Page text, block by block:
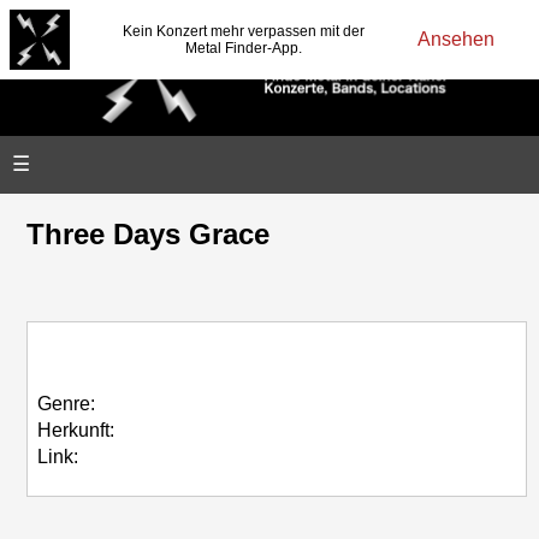
Kein Konzert mehr verpassen mit der
Metal Finder-App.
Ansehen
☰
Three Days Grace
Genre:
Herkunft:
Link: